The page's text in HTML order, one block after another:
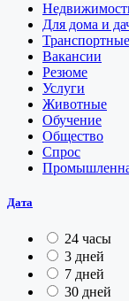
Для дома и
Вакансии
Резюме
Услуги
Животные
Обучение
Общество
Спрос
Дата
24 часы
3 дней
7 дней
30 дней